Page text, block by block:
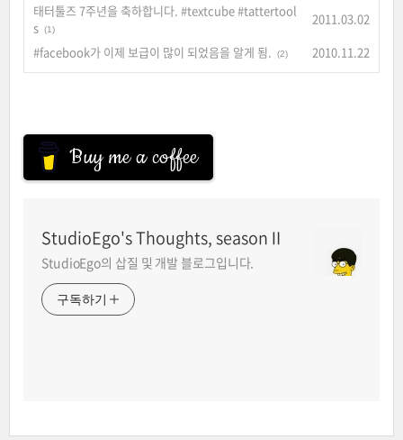
태터툴즈 7주년을 축하합니다. #textcube #tattertool
s (1)
2011.03.02
#facebook가 이제 보급이 많이 되었음을 알게 됨.
(2) 2010.11.22
Buy me a coffee
StudioEgo's Thoughts, seasonⅡ
StudioEgo의 삽질 및 개발 블로그입니다.
구독하기